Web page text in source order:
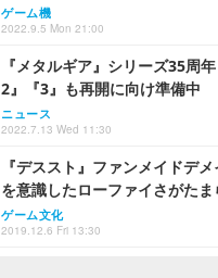
ゲーム機
2022.9.5 Mon 21:00
『メタルギア』シリーズ35周
2』『3』も再開に向け準備中
ニュース
2022.7.13 Wed 11:30
『デススト』ファンメイドデ
を意識したローファイさがた
ゲーム文化
2019.12.6 Fri 13:30